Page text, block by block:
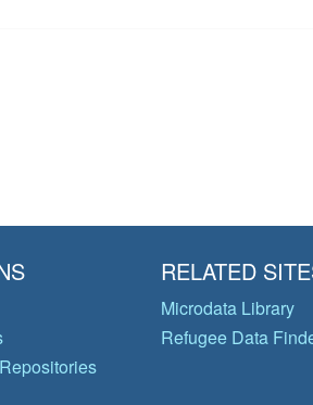
RELATED
Microdata Library
Refugee Data